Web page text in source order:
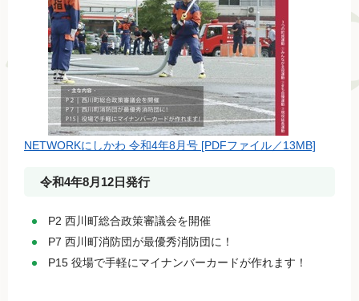
NETWORKにしかわ 令和4年8月号 [PDFファイル／13MB]
令和4年8月12日発行
P2 西川町総合政策審議会を開催
P7 西川町消防団が最優秀消防団に！
P15 役場で手軽にマイナンバーカードが作れます！